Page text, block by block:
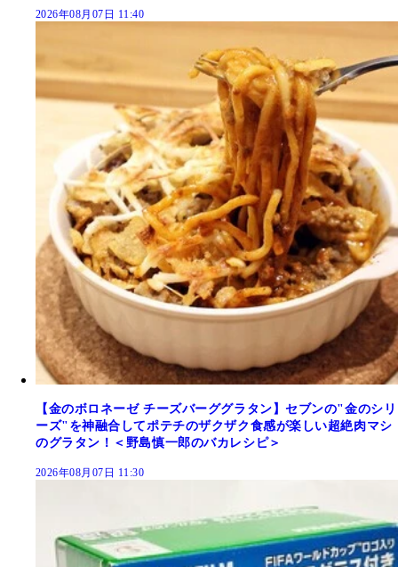
2026年08月07日 11:40
【金のボロネーゼ チーズバーググラタン】セブンの"金のシリ
ーズ"を神融合してポテチのザクザク食感が楽しい超絶肉マシ
のグラタン！＜野島慎一郎のバカレシピ＞
2026年08月07日 11:30